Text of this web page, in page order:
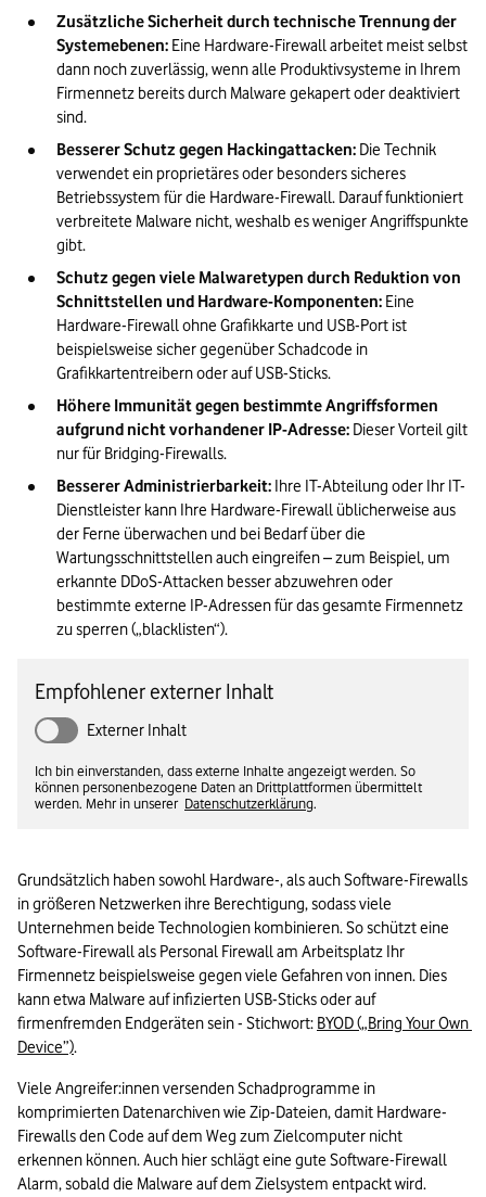
Zusätzliche Sicherheit durch technische Trennung der
Systemebenen: Eine Hardware-Firewall arbeitet meist selbst
dann noch zuverlässig, wenn alle Produktivsysteme in Ihrem
Firmennetz bereits durch Malware gekapert oder deaktiviert
sind.
Besserer Schutz gegen Hackingattacken: Die Technik
verwendet ein proprietäres oder besonders sicheres
Betriebssystem für die Hardware-Firewall. Darauf funktioniert
verbreitete Malware nicht, weshalb es weniger Angriffspunkte
gibt.
Schutz gegen viele Malwaretypen durch Reduktion von
Schnittstellen und Hardware-Komponenten: Eine
Hardware-Firewall ohne Grafikkarte und USB-Port ist
beispielsweise sicher gegenüber Schadcode in
Grafikkartentreibern oder auf USB-Sticks.
Höhere Immunität gegen bestimmte Angriffsformen
aufgrund nicht vorhandener IP-Adresse: Dieser Vorteil gilt
nur für Bridging-Firewalls.
Besserer Administrierbarkeit: Ihre IT-Abteilung oder Ihr IT-
Dienstleister kann Ihre Hardware-Firewall üblicherweise aus
der Ferne überwachen und bei Bedarf über die
Wartungsschnittstellen auch eingreifen – zum Beispiel, um
erkannte DDoS-Attacken besser abzuwehren oder
bestimmte externe IP-Adressen für das gesamte Firmennetz
zu sperren („blacklisten“).
Empfohlener externer Inhalt
Externer Inhalt
Ich bin einverstanden, dass externe Inhalte angezeigt werden. So
können personenbezogene Daten an Drittplattformen übermittelt
werden. Mehr in unserer Datenschutzerklärung.
Grundsätzlich haben sowohl Hardware-, als auch Software-Firewalls
in größeren Netzwerken ihre Berechtigung, sodass viele
Unternehmen beide Technologien kombinieren. So schützt eine
Software-Firewall als Personal Firewall am Arbeitsplatz Ihr
Firmennetz beispielsweise gegen viele Gefahren von innen. Dies
kann etwa Malware auf infizierten USB-Sticks oder auf
firmenfremden Endgeräten sein - Stichwort: BYOD („Bring Your Own
Device”).
Viele Angreifer:innen versenden Schadprogramme in
komprimierten Datenarchiven wie Zip-Dateien, damit Hardware-
Firewalls den Code auf dem Weg zum Zielcomputer nicht
erkennen können. Auch hier schlägt eine gute Software-Firewall
Alarm, sobald die Malware auf dem Zielsystem entpackt wird.